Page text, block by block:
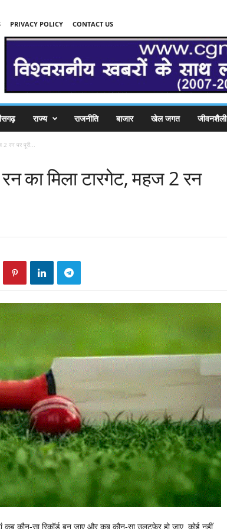
PRIVACY POLICY CONTACT US
राज्य राजनीति बाजार खेल जगत जीवनशैली
रन पर पूरी...
का मिला टारगेट, महज 2 रन
कौन-सा रिकॉर्ड बन जाए और कब कौन-सा उलटफेर हो जाए, कोई नहीं